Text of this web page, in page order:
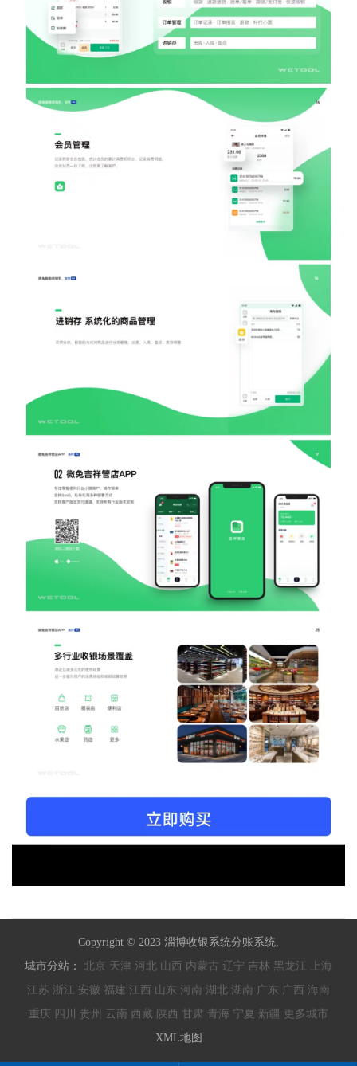
Copyright © 2023 淄博收银系统分账系统,
城市分站： 北京 天津 河北 山西 内蒙古 辽宁 吉林 黑龙江
上海
江苏 浙江 安徽 福建 江西 山东 河南 湖北 湖南 广东 广西 海南
重庆 四川 贵州 云南 西藏 陕西 甘肃 青海 宁夏 新疆 更多城市
XML地图